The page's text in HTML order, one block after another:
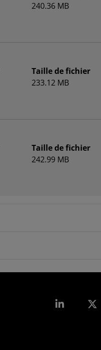
240.36 MB
Taille de fichier
233.12 MB
Taille de fichier
242.99 MB
LinkedIn